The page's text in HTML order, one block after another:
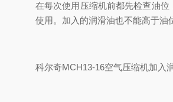
在每次使用压缩机前都先检查油
使用。加入的润滑油也不能高于油
科尔奇MCH13-16空气压缩机加入